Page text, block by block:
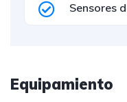
Sensores
Equipamiento